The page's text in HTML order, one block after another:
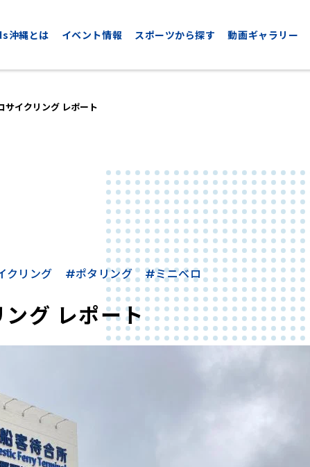
沖縄とは イベント情報 スポーツから探す
CYCLING
サイクリング
GOLF
ゴルフ
動画ギャラリー
サイクリング レポート
クリング #ポタリング #ミニベロ
グ レポート